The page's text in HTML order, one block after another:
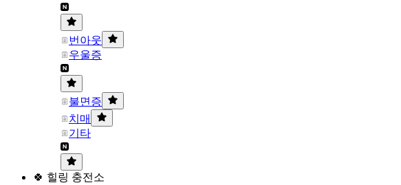
번아웃
우울증
불면증
치매
기타
🍀 힐링 충전소